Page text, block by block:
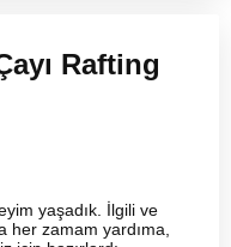
Rafting
yaşadık. İlgili ve
her zamam yardıma,